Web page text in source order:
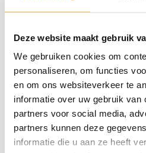
Deze website maakt gebruik
We gebruiken cookies om
personaliseren, om functies
en om ons websiteverkeer te
informatie over uw gebruik van
partners voor social media,
partners kunnen deze
informatie die u aan ze heeft
Waskom
Aantal Kraangaten 0
Onderhoud
Door